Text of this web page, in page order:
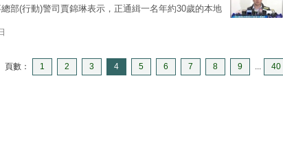
總部(行動)警司賈錦琳表示，正通緝一名年約30歲的本地
頁數： 1 2 3 4 5 6 7 8 9 ... 40